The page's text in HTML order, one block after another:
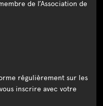
de l’Association de
régulièrement sur les
inscrire avec votre